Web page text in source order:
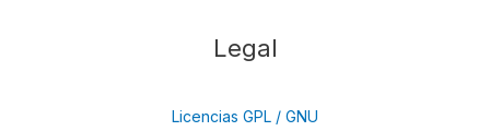
Legal
Licencias GPL / GNU